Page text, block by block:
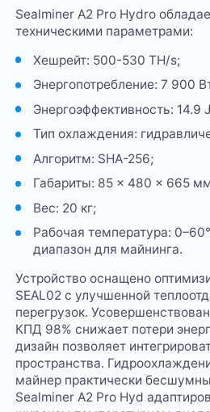
Sealminer A2 Pro Hydro
техническими параметрами:
Хешрейт: 500-530 TH/s;
Энергопотребление: 7 900
Энергоэффективность: 14.9
Тип охлаждения:
Алгоритм: SHA-256;
Габариты: 85 × 480 × 665
Вес: 20 кг;
Рабочая температура:
диапазон для майнинга.
Устройство оснащено
SEAL02 с улучшенной
перегрузок.
КПД 98% снижает потери
дизайн позволяет
пространства.
майнер практически
Sealminer A2 Pro Hyd